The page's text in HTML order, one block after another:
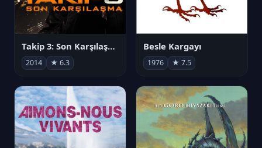
Takip 3: Son Karşılaşma
2014 ★ 6.3
Besle Kargayı
1976 ★ 7.5